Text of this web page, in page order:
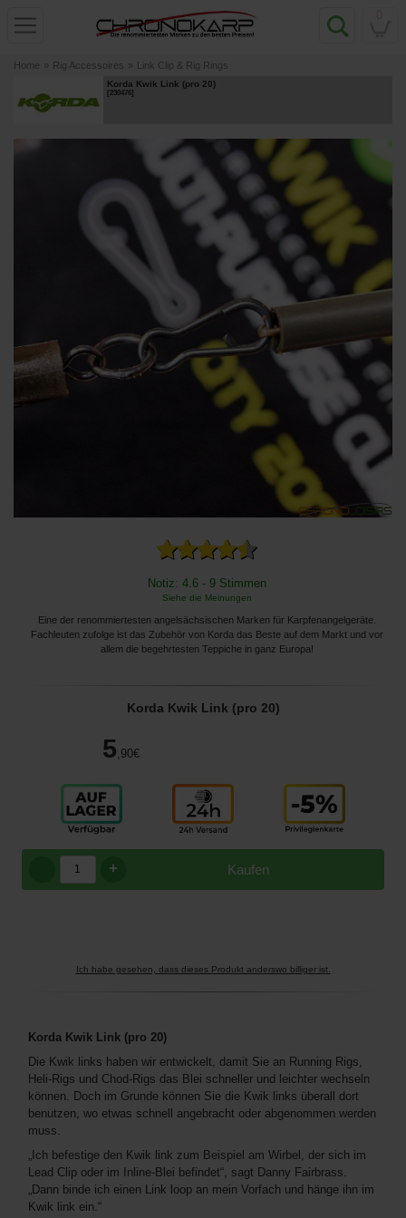
Home » Rig Accessoires » Link Clip & Rig Rings
Korda Kwik Link (pro 20)
[230476]
Notiz: 4.6 - 9 Stimmen
Siehe die Meinungen
Eine der renommiertesten angelsächsischen Marken für Karpfenangelgeräte.
Fachleuten zufolge ist das Zubehör von Korda das Beste auf dem Markt und vor
allem die begehrtesten Teppiche in ganz Europa!
Korda Kwik Link (pro 20)
5,90€
Kaufen
+
Ich habe gesehen, dass dieses Produkt anderswo billiger ist.
Korda Kwik Link (pro 20)
Die Kwik links haben wir entwickelt, damit Sie an Running Rigs,
Heli-Rigs und Chod-Rigs das Blei schneller und leichter wechseln
können. Doch im Grunde können Sie die Kwik links überall dort
benutzen, wo etwas schnell angebracht oder abgenommen werden
muss.
„Ich befestige den Kwik link zum Beispiel am Wirbel, der sich im
Lead Clip oder im Inline-Blei befindet“, sagt Danny Fairbrass.
„Dann binde ich einen Link loop an mein Vorfach und hänge ihn im
Kwik link ein.“